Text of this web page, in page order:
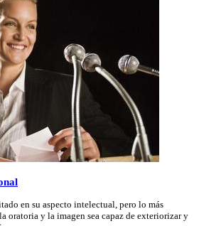
en su aspecto intelectual, pero lo más
oratoria y la imagen sea capaz de exteriorizar y